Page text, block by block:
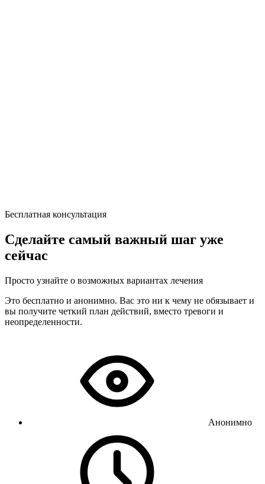
Бесплатная консультация
Сделайте самый важный шаг уже
сейчас
Просто узнайте о возможных вариантах лечения
Это бесплатно и анонимно. Вас это ни к чему не обязывает и
вы получите четкий план действий, вместо тревоги и
неопределенности.
Анонимно